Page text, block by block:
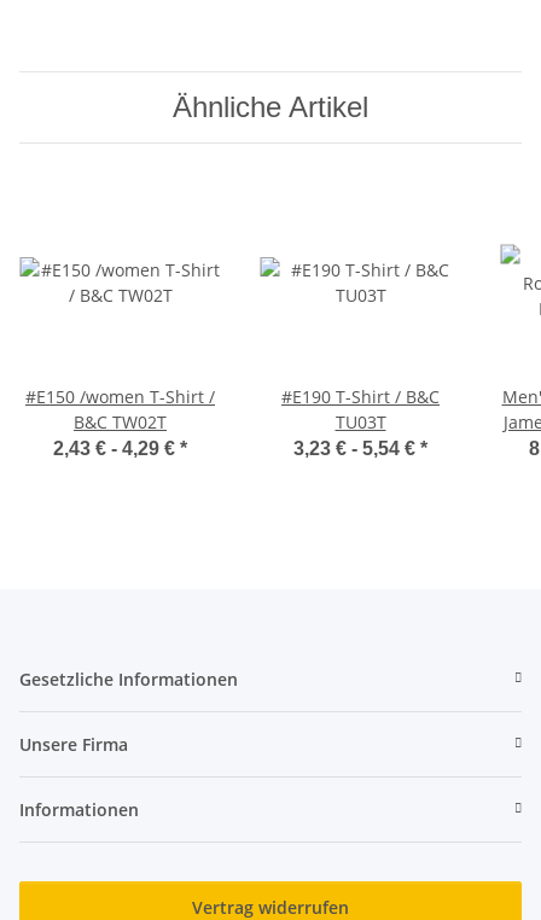
Ähnliche Artikel
#E150 /women T-Shirt /
B&C TW02T
2,43 € - 4,29 € *
#E190 T-Shirt / B&C
TU03T
3,23 € - 5,54 € *
Gesetzliche Informationen
Unsere Firma
Informationen
Vertrag widerrufen